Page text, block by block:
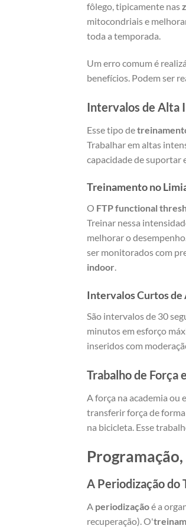
fôlego, tipicamente nas
mitocondriais e
toda a temporada.
Um erro comum é
benefícios. Podem ser
Intervalos de Alta
Esse tipo de
Trabalhar em altas
capacidade de suportar
Treinamento no
O FTP functional
Treinar nessa
melhorar o
ser monitorados com
indoor.
Intervalos Curtos
São intervalos de 30
minutos em esforço
inseridos com
Trabalho de Força
A força na academia ou
transferir força de forma
na bicicleta. Esse
A Periodização do
A periodizaçãoé a
recuperação). O'